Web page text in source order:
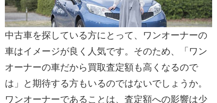
中古車を探している方にとって、ワンオーナーの
車はイメージが良く人気です。そのため、「ワン
オーナーの車だから買取査定額も高くなるので
は」と期待する方もいるのではないでしょうか。
ワンオーナーであることは、査定額への影響は少